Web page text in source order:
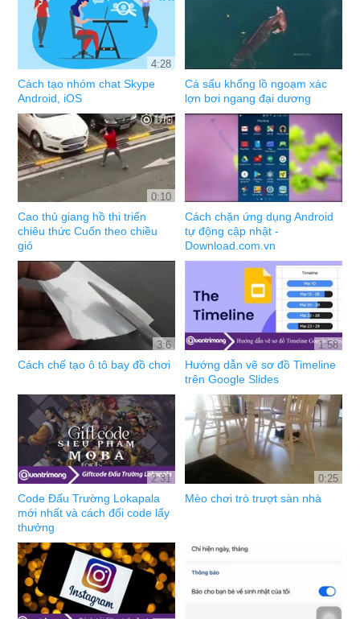
4:28
Cách tạo nhóm chat Skype
Android, iOS
Cá sấu khổng lồ ngoạm xác
lợn bơi ngang đại dương
0:10
Cao thủ giang hồ thi triển
chiêu thức Cuốn theo chiều
gió
Cách chặn ứng dụng Android
tự động cập nhật -
Download.com.vn
3:6
Cách chế tạo ô tô bay đồ chơi
1:58
Hướng dẫn vẽ sơ đồ Timeline
trên Google Slides
2:31
Code Đấu Trường Lokapala
mới nhất và cách đổi code lấy
thưởng
0:25
Mèo chơi trò trượt sàn nhà